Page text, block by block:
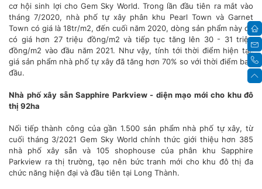
cơ hội sinh lợi cho Gem Sky World. Trong lần đầu tiên ra mắt vào
tháng 7/2020, nhà phố tự xây phân khu Pearl Town và Garnet
Town có giá là 18tr/m2, đến cuối năm 2020, dòng sản phẩm này đã
có giá hơn 27 triệu đồng/m2 và tiếp tục tăng lên 30 - 31 triệu
đồng/m2 vào đầu năm 2021. Như vậy, tính tới thời điểm hiện tại,
giá sản phẩm nhà phố tự xây đã tăng hơn 70% so với thời điểm ban
đầu.
Nhà phố xây sẵn Sapphire Parkview - diện mạo mới cho khu đô
thị 92ha
Nối tiếp thành công của gần 1.500 sản phẩm nhà phố tự xây, từ
cuối tháng 3/2021 Gem Sky World chính thức giới thiệu hơn 385
nhà phố xây sẵn và 105 shophouse của phân khu Sapphire
Parkview ra thị trường, tạo nên bức tranh mới cho khu đô thị đa
chức năng hiện đại và đầu tiên tại Long Thành.